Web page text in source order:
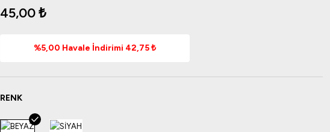
45,00 ₺
%5,00 Havale İndirimi 42,75 ₺
RENK